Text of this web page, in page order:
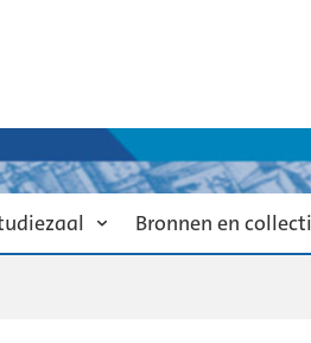
Bronnen en